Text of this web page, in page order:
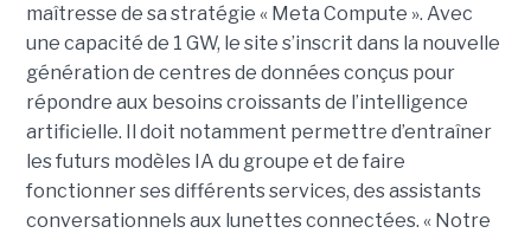
maîtresse de sa stratégie « Meta Compute ». Avec
une capacité de 1 GW, le site s’inscrit dans la nouvelle
génération de centres de données conçus pour
répondre aux besoins croissants de l’intelligence
artificielle. Il doit notamment permettre d’entraîner
les futurs modèles IA du groupe et de faire
fonctionner ses différents services, des assistants
conversationnels aux lunettes connectées. « Notre